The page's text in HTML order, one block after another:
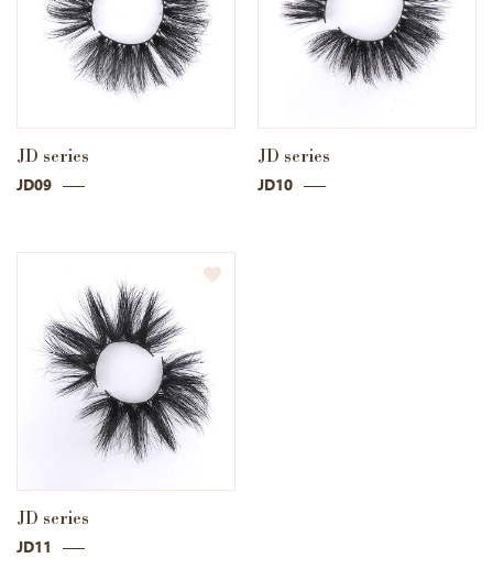
JD series
JD09
JD series
JD10
JD series
JD11